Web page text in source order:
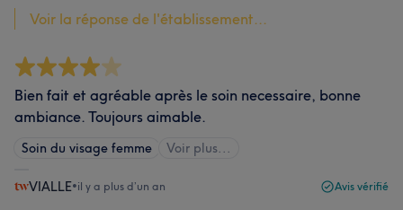
Voir la réponse de l'établissement...
Bien fait et agréable après le soin necessaire, bonne
ambiance. Toujours aimable.
Soin du visage femme Voir plus...
VIALLE•il y a plus d’un an Avis vérifié